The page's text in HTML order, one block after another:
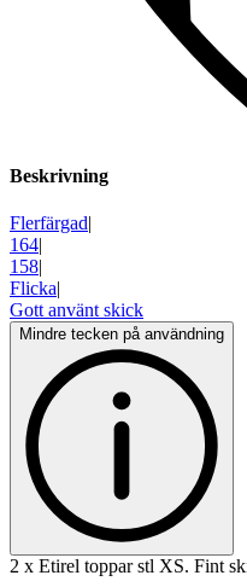
Beskrivning
Flerfärgad|
164|
158|
Flicka|
Gott använt skick
Mindre tecken på användning
2 x Etirel toppar stl XS. Fint